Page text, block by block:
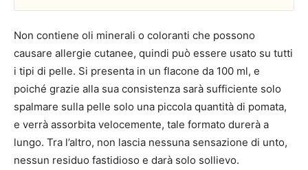
Non contiene oli minerali o coloranti che possono
causare allergie cutanee, quindi può essere usato su tutti
i tipi di pelle. Si presenta in un flacone da 100 ml, e
poiché grazie alla sua consistenza sarà sufficiente solo
spalmare sulla pelle solo una piccola quantità di pomata,
e verrà assorbita velocemente, tale formato durerà a
lungo. Tra l’altro, non lascia nessuna sensazione di unto,
nessun residuo fastidioso e darà solo sollievo.